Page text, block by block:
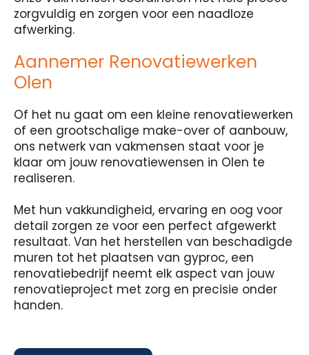
zorgvuldig en zorgen voor een naadloze
afwerking.
Aannemer Renovatiewerken
Olen
Of het nu gaat om een kleine renovatiewerken
of een grootschalige make-over of aanbouw,
ons netwerk van vakmensen staat voor je
klaar om jouw renovatiewensen in Olen te
realiseren.
Met hun vakkundigheid, ervaring en oog voor
detail zorgen ze voor een perfect afgewerkt
resultaat. Van het herstellen van beschadigde
muren tot het plaatsen van gyproc, een
renovatiebedrijf neemt elk aspect van jouw
renovatieproject met zorg en precisie onder
handen.